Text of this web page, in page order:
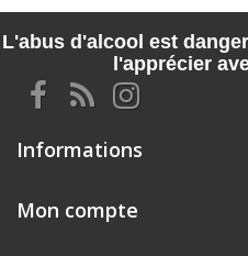
L'abus d'alcool est
l'apprécier
Informations
Mon compte